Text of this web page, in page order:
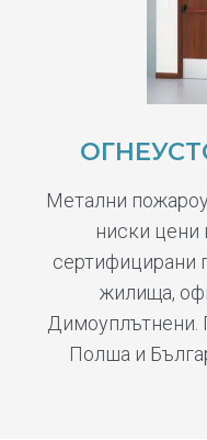
Метални
ниски цени
сертифицирани
жилища,
Димоуплътнени.
Полша и